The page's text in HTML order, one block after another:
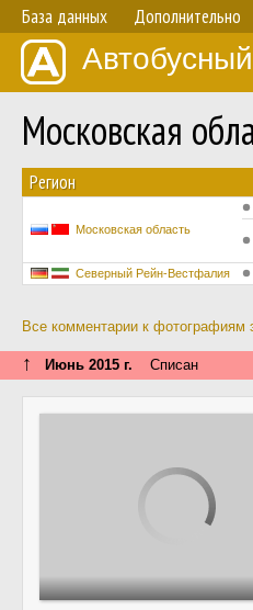
База данных Дополнительно
Московская
Регион
Московская область
Северный Рейн-Вестфалия
Все комментарии к фотографиям
↑ Июнь 2015 г. Списан